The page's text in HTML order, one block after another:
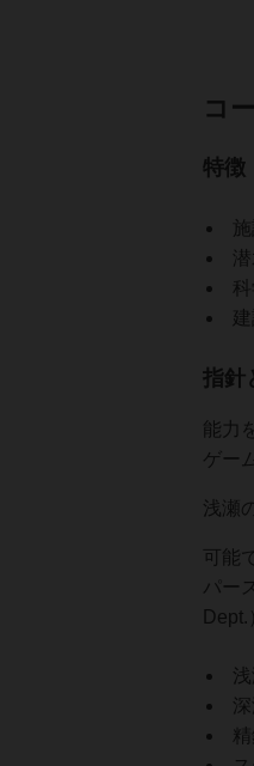
コ
特徴
指針
能力
ゲー
浅瀬
可能
パー
Dept.